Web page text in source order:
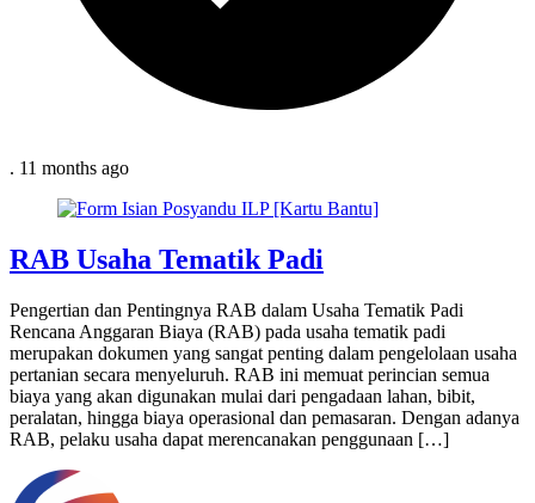
. 11 months ago
RAB Usaha Tematik Padi
Pengertian dan Pentingnya RAB dalam Usaha Tematik Padi
Rencana Anggaran Biaya (RAB) pada usaha tematik padi
merupakan dokumen yang sangat penting dalam pengelolaan usaha
pertanian secara menyeluruh. RAB ini memuat perincian semua
biaya yang akan digunakan mulai dari pengadaan lahan, bibit,
peralatan, hingga biaya operasional dan pemasaran. Dengan adanya
RAB, pelaku usaha dapat merencanakan penggunaan […]